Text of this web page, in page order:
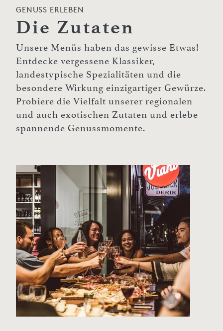
GENUSS ERLEBEN
Die Zutaten
Unsere Menüs haben das gewisse Etwas!
Entdecke vergessene Klassiker,
landestypische Spezialitäten und die
besondere Wirkung einzigartiger Gewürze.
Probiere die Vielfalt unserer regionalen
und auch exotischen Zutaten und erlebe
spannende Genussmomente.